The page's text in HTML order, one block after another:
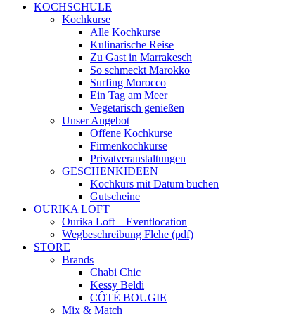
KOCHSCHULE
Kochkurse
Alle Kochkurse
Kulinarische Reise
Zu Gast in Marrakesch
So schmeckt Marokko
Surfing Morocco
Ein Tag am Meer
Vegetarisch genießen
Unser Angebot
Offene Kochkurse
Firmenkochkurse
Privatveranstaltungen
GESCHENKIDEEN
Kochkurs mit Datum buchen
Gutscheine
OURIKA LOFT
Ourika Loft – Eventlocation
Wegbeschreibung Flehe (pdf)
STORE
Brands
Chabi Chic
Kessy Beldi
CÔTÉ BOUGIE
Mix & Match